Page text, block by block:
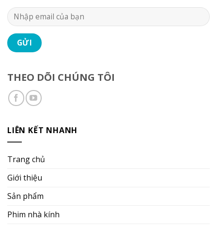
THEO DÕI CHÚNG TÔI
LIÊN KẾT NHANH
Trang chủ
Giới thiệu
Sản phẩm
Phim nhà kính